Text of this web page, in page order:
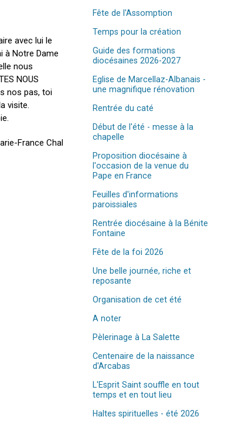
Fête de l'Assomption
Temps pour la création
Guide des formations
diocésaines 2026-2027
Eglise de Marcellaz-Albanais -
une magnifique rénovation
Rentrée du caté
Début de l'été - messe à la
chapelle
Proposition diocésaine à
l'occasion de la venue du
Pape en France
Feuilles d'informations
paroissiales
Rentrée diocésaine à la Bénite
Fontaine
Fête de la foi 2026
Une belle journée, riche et
reposante
Organisation de cet été
A noter
Pèlerinage à La Salette
Centenaire de la naissance
d'Arcabas
L'Esprit Saint souffle en tout
temps et en tout lieu
Haltes spirituelles - été 2026
avec lui le
à Notre Dame
nous
NOUS
nos pas, toi
visite.
France Chal